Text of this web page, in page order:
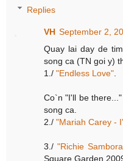
Replies
VH September 2,
Quay lai day de
song ca (TN goi y)
1./"Endless Love"
Co`n "I'll be
song ca.
2./"Mariah Carey -
3./ "Richie
Square Garden